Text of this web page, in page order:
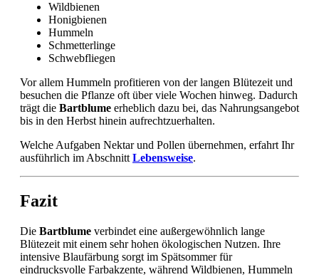
Wildbienen
Honigbienen
Hummeln
Schmetterlinge
Schwebfliegen
Vor allem Hummeln profitieren von der langen Blütezeit und
besuchen die Pflanze oft über viele Wochen hinweg. Dadurch
trägt die Bartblume erheblich dazu bei, das Nahrungsangebot
bis in den Herbst hinein aufrechtzuerhalten.
Welche Aufgaben Nektar und Pollen übernehmen, erfahrt Ihr
ausführlich im Abschnitt Lebensweise.
Fazit
Die Bartblume verbindet eine außergewöhnlich lange
Blütezeit mit einem sehr hohen ökologischen Nutzen. Ihre
intensive Blaufärbung sorgt im Spätsommer für
eindrucksvolle Farbakzente, während Wildbienen, Hummeln